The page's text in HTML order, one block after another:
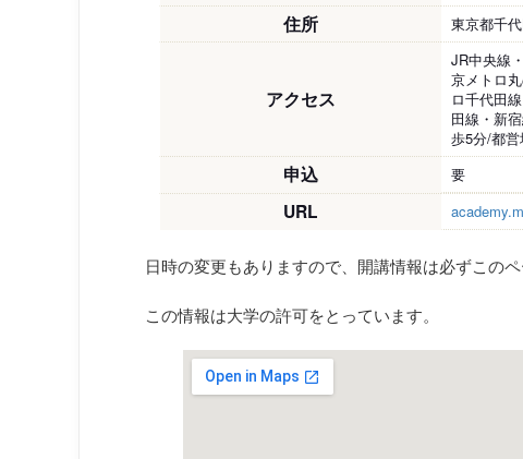
住所 東京都千
アクセス
JR中央線
京メトロ
ロ千代田
田線・新
歩5分/都
申込 要
URL
日時の変更もありますので、開講情報は必ずこの
この情報は大学の許可をとっています。